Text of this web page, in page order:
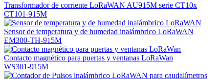
Transformador de corriente LoRaWAN AU915M serie CT10x
CT101-915M
Sensor de temperatura y de humedad inalámbrico LoRaWAN
EM300-TH-915M
Contacto magnético para puertas y ventanas LoRaWan
WS301-915M